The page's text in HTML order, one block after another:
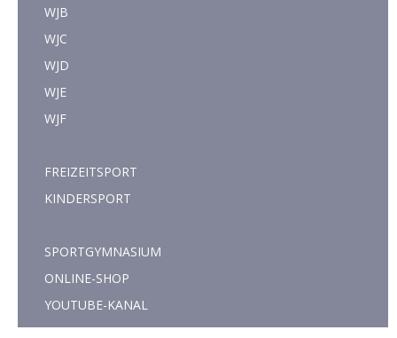
WJB
WJC
WJD
WJE
WJF
FREIZEITSPORT
KINDERSPORT
SPORTGYMNASIUM
ONLINE-SHOP
YOUTUBE-KANAL